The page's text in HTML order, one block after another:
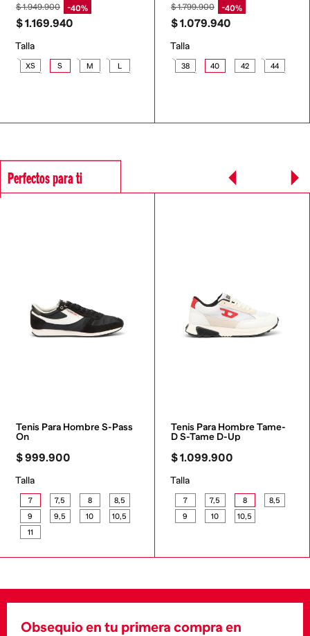
$1.949.900 40%
$1.169.940
Talla
XS S M L
$1.799.900 40%
$1.079.940
Talla
38 40 42 44
Perfectos para ti
Tenis Para Hombre S-Pass
On
$999.900
Talla
7 7,5 8
8,5
9
9,5 10
10,5
11
Tenis Para Hombre Tame-
D S-Tame D-Up
$1.099.900
Talla
7 7,5 8
8,5
9
10 10,5
Obsequio en tu primera compra en